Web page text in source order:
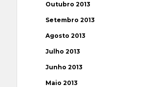
Outubro 2013
Setembro 2013
Agosto 2013
Julho 2013
Junho 2013
Maio 2013